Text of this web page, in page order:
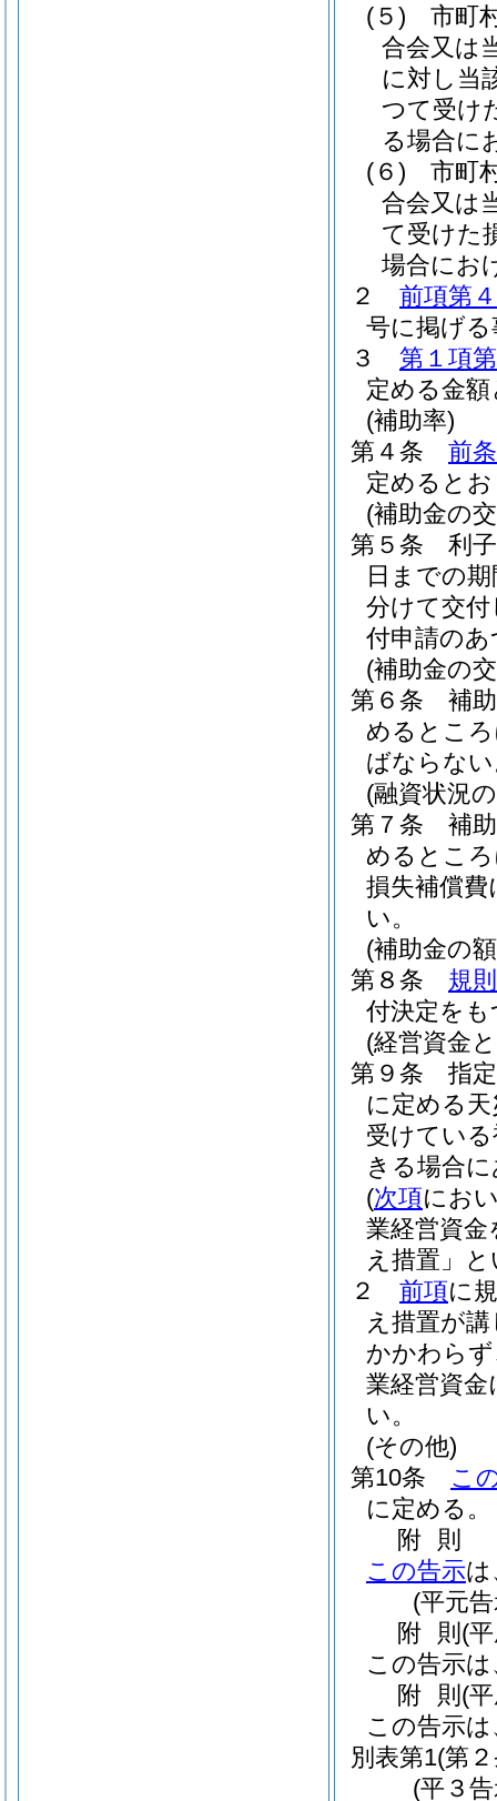
(５)
市町
合会又は
に対し当
つて受け
る場合に
(６)
市町
合会又は
て受けた
場合にお
２
前項第
号に掲げ
３
第１項
定める金
(補助率)
第４条
前
定めると
(補助金の
第５条
利
日までの
分けて交
付申請の
(補助金の
第６条
補
めるとこ
ばならな
(融資状況
第７条
補
めるとこ
損失補償
い。
(補助金の
第８条
規
付決定を
(経営資金
第９条
指
に定める
受けてい
きる場合
(次項にお
業経営資
え措置」
２
前項に
え措置が
かかわら
業経営資
い。
(その他)
第10条
こ
に定める。
附 則
この告示は
(平元
附 則 (
この告示
附 則 (
この告示
別表第1(第
(平３